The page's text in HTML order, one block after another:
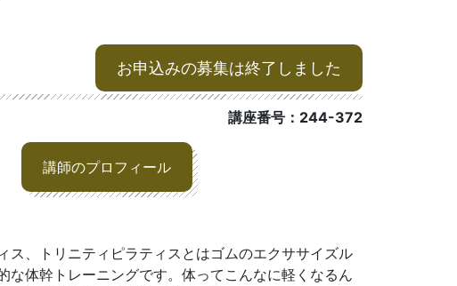
お申込みの募集は終了しました
講座番号：244-372
講師のプロフィール
ス、トリニティピラティスとはゴムのエクササイズル
な体幹トレーニングです。体ってこんなに軽くなるん